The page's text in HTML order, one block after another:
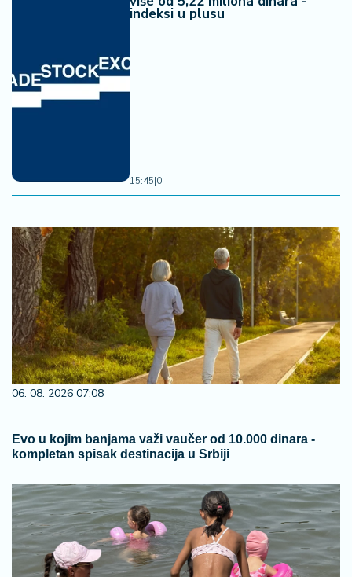
indeksi u plusu
15:45|0
06. 08. 2026 07:08
Evo u kojim banjama važi vaučer od 10.000 dinara -
kompletan spisak destinacija u Srbiji